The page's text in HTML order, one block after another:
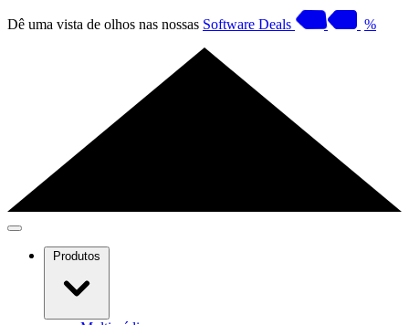
Dê uma vista de olhos nas nossas Software Deals %
Produtos